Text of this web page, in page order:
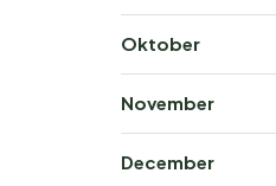
Oktober
November
December